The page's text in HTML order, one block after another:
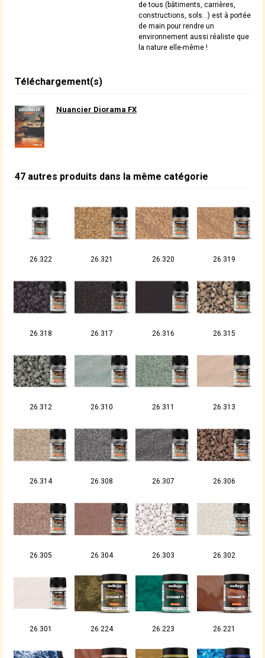
de tous (bâtiments, carrières,
constructions, sols…) est à portée
de main pour rendre un
environnement aussi réaliste que
la nature elle-même !
Téléchargement(s)
Nuancier Diorama FX
47 autres produits dans la même catégorie
26.322 26.321 26.320 26.319
26.318 26.317 26.316 26.315
26.312 26.310 26.311 26.313
26.314 26.308 26.307 26.306
26.305 26.304 26.303 26.302
26.301 26.224 26.223 26.221